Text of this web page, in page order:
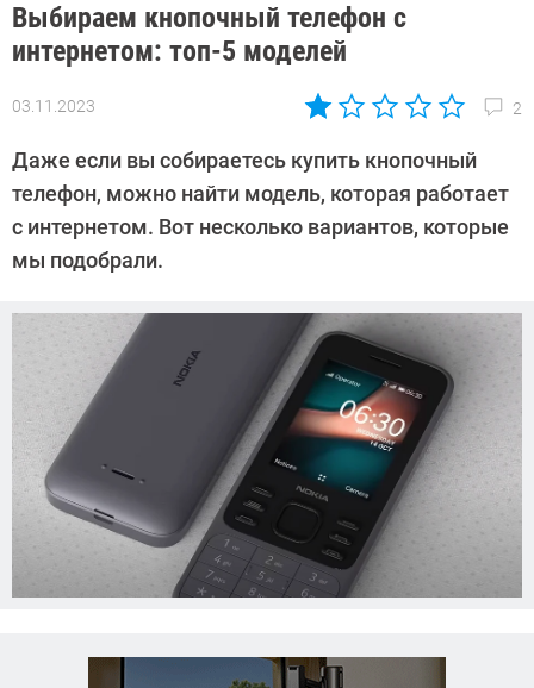
Выбираем кнопочный телефон с
интернетом: топ-5 моделей
03.11.2023 2
Автор:
Дмитриева
Даже если вы собираетесь купить кнопочный
телефон, можно найти модель, которая работает
с интернетом. Вот несколько вариантов, которые
мы подобрали.